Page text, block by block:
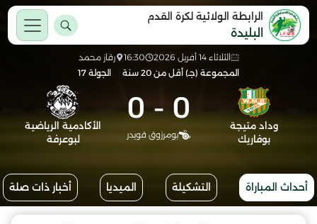
الرابطة الولائية لكرة القدم
البليدة
الثلاثاء 14 أفريل 2026 16:30
رقاز محمد
المجموعة (جـ) أقل من 20 سنة
الجولة 17
وداد متيجة
بوفاريك
0
-
0
بومرزوق قويدر
الأكادمية الرياضية
لبوعرفة
أحداث المباراة التشكيلة الميديا أخبار ذات صلة